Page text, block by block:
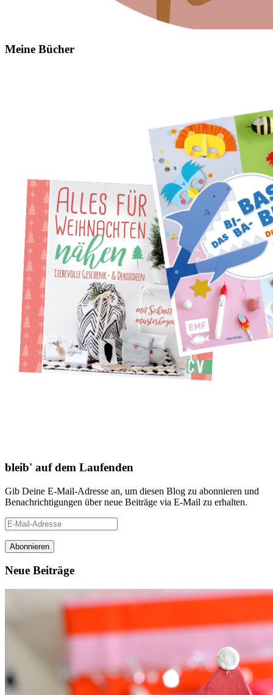
Meine Bücher
bleib' auf dem Laufenden
Gib Deine E-Mail-Adresse an, um diesen Blog zu abonnieren und
Benachrichtigungen über neue Beiträge via E-Mail zu erhalten.
E-
Mail-
Adresse
Neue Beiträge